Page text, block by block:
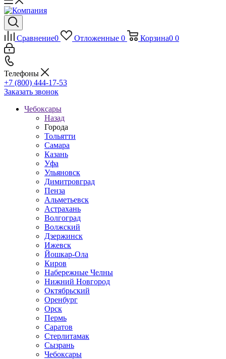
Сравнение0 Отложенные 0 Корзина0 0
Телефоны
+7 (800) 444-17-53
Заказать звонок
Чебоксары
Назад
Города
Тольятти
Самара
Казань
Уфа
Ульяновск
Димитровград
Пенза
Альметьевск
Астрахань
Волгоград
Волжский
Дзержинск
Ижевск
Йошкар-Ола
Киров
Набережные Челны
Нижний Новгород
Октябрьский
Оренбург
Орск
Пермь
Саратов
Стерлитамак
Сызрань
Чебоксары